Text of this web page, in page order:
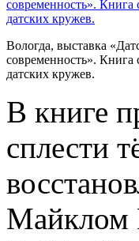
Вологда, выставка
современность». Книга
датских кружев.
В книге
сплести
Майклом